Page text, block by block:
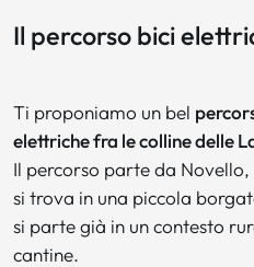
Il percorso bici
Ti proponiamo un bel
elettriche fra le colline delle
Il percorso parte da
si trova in una piccola
si parte già in un contesto
cantine.